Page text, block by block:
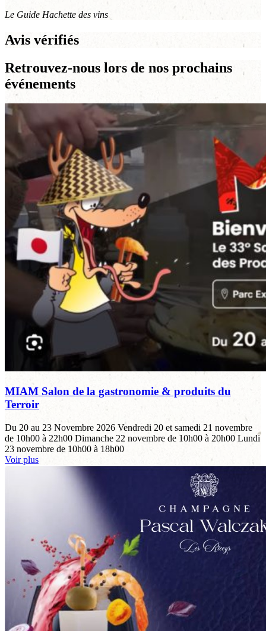
Le Guide Hachette des vins
Avis vérifiés
Retrouvez-nous lors de nos prochains
événements
MIAM Salon de la gastronomie & produits du
Terroir
Du 20 au 23 Novembre 2026 Vendredi 20 et samedi 21 novembre
de 10h00 à 22h00 Dimanche 22 novembre de 10h00 à 20h00 Lundi
23 novembre de 10h00 à 18h00
Voir plus